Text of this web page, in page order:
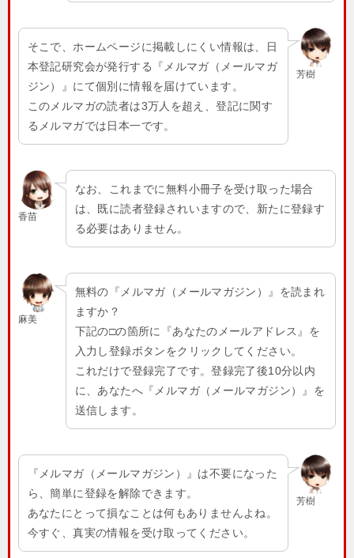
芳樹
そこで、ホームページに掲載しにくい情報は、日
本登記研究会が発行する『メルマガ（メールマガ
ジン）』にて個別に情報を届けています。
このメルマガの読者は3万人を超え、登記に関す
るメルマガでは日本一です。
香苗
なお、これまでに無料小冊子を受け取った場合
は、既に読者登録されいますので、新たに登録す
る必要はありません。
麻美
無料の『メルマガ（メールマガジン）』を読まれ
ますか？
下記の□の箇所に『あなたのメールアドレス』を
入力し登録ボタンをクリックしてください。
これだけで登録完了です。登録完了後10分以内
に、あなたへ『メルマガ（メールマガジン）』を
送信します。
芳樹
『メルマガ（メールマガジン）』は不要になった
ら、簡単に登録を解除できます。
あなたにとって損なことは何もありませんよね。
今すぐ、真実の情報を受け取ってください。